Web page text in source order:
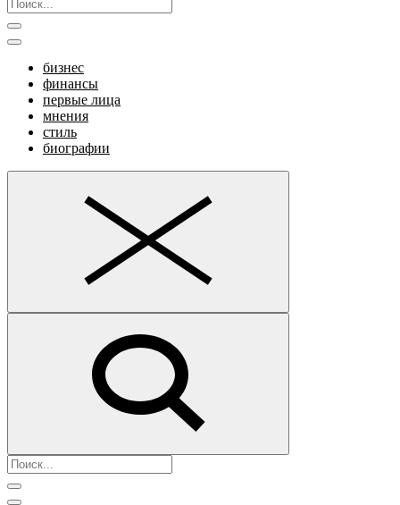
бизнес
финансы
первые лица
мнения
стиль
биографии